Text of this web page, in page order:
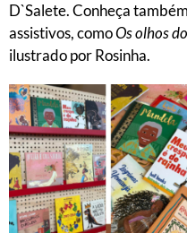
D`Salete. Conheça
assistivos, comoOs olhos
ilustrado por Rosinha.